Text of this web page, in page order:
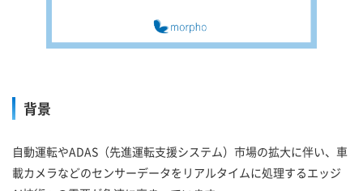
背景
自動運転やADAS（先進運転支援システム）市場の拡大に伴い、車
載カメラなどのセンサーデータをリアルタイムに処理するエッジ